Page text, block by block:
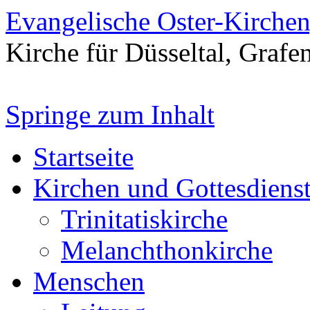
Evangelische Oster-
Kirche für Düsseltal,
Springe zum Inhalt
Startseite
Kirchen und
Trinitatiskirche
Melanchthonkirche
Menschen